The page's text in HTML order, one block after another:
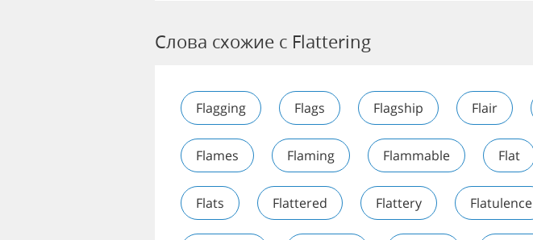
Слова схожие с Flattering
Flagging Flags Flagship Flair
Flames Flaming Flammable Flat
Flats Flattered Flattery Flatulence